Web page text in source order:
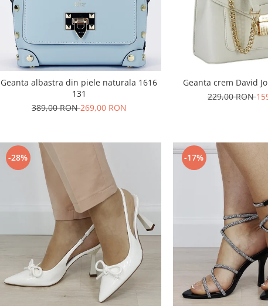
Geanta albastra din piele naturala 1616
131
389,00 RON269,00 RON
Geanta crem David
229,00 RON
-28% -17%